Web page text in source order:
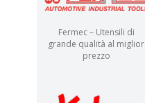
Fermec – Utensili di
grande qualità al miglior
prezzo